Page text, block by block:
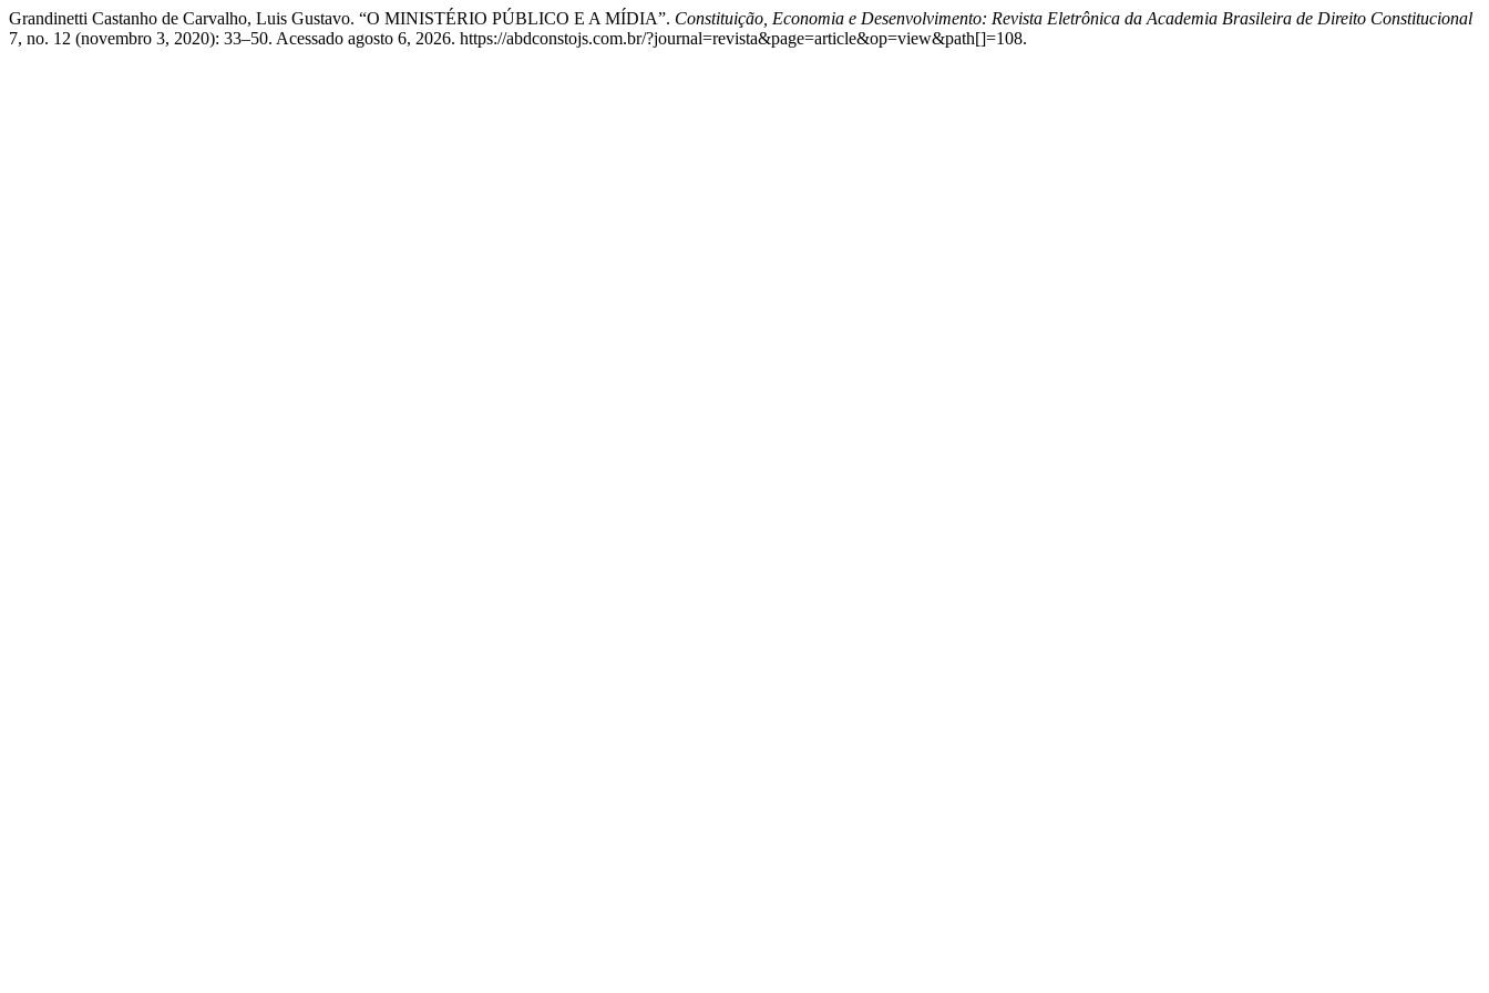
Grandinetti Castanho de Carvalho, Luis Gustavo. “O MINISTÉRIO PÚBLICO E A MÍDIA”. Constituição, Economia e Desenvolvimento: Revista Eletrônica da Academia Brasileira de Direito Constitucional
7, no. 12 (novembro 3, 2020): 33–50. Acessado agosto 6, 2026. https://abdconstojs.com.br/?journal=revista&page=article&op=view&path[]=108.